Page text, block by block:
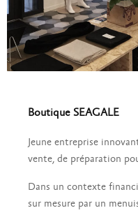
Boutique SEAGALE
Jeune entreprise
vente, de préparation
Dans un contexte
sur mesure par un